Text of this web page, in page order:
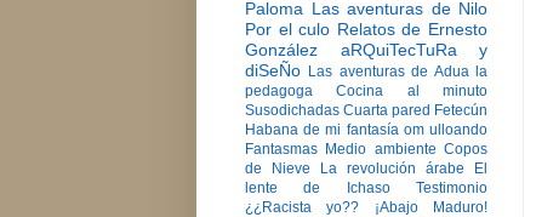
Paloma Las aventuras de Nilo
Por el culo Relatos de Ernesto
González
aRQuiTecTuRa y
diSeÑo Las aventuras de Adua la
pedagoga
Cocina al minuto
Susodichadas Cuarta pared Fetecún
Habana de mi fantasía om ulloando
Fantasmas Medio ambiente Copos
de Nieve
La revolución árabe
El
lente de Ichaso
Testimonio
¿¿Racista yo??
¡Abajo Maduro!